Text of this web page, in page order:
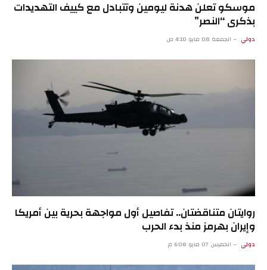
موسكو تعلن هدنة ليومين وتتبادل مع كييف التهديدات
بذكرى “النصر”
دولي الجمعة 08 مايو 4:10 ص
روايتان متناقضتان.. تفاصيل أول مواجهة بحرية بين أمريكا
وإيران بهرمز منذ بدء الحرب
دولي الخميس 07 مايو 6:08 م